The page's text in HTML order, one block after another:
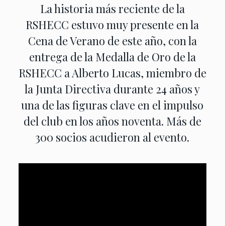
La historia más reciente de la
RSHECC estuvo muy presente en la
Cena de Verano de este año, con la
entrega de la Medalla de Oro de la
RSHECC a Alberto Lucas, miembro de
la Junta Directiva durante 24 años y
una de las figuras clave en el impulso
del club en los años noventa. Más de
300 socios acudieron al evento.